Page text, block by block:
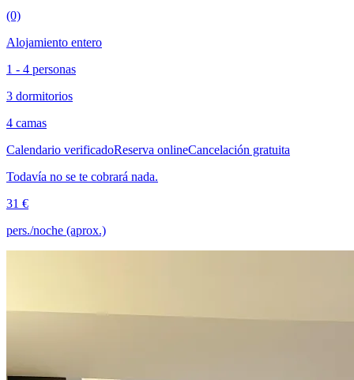
(0)
Alojamiento entero
1 - 4 personas
3 dormitorios
4 camas
Calendario verificadoReserva onlineCancelación gratuita
Todavía no se te cobrará nada.
31 €
pers./noche (aprox.)